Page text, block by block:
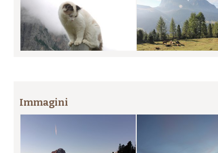
Immagini